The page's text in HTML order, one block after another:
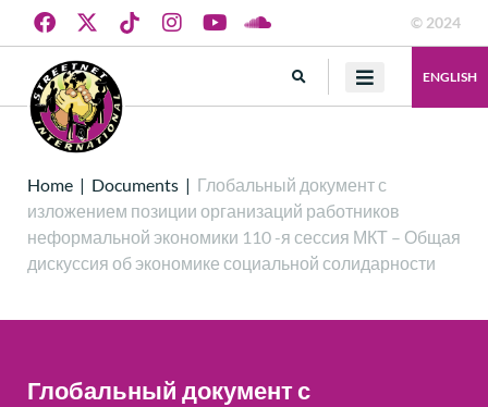
© 2024
ENGLISH
Home | Documents | Глобальный документ с
изложением позиции организаций работников
неформальной экономики 110 -я сессия МКТ – Общая
дискуссия об экономике социальной солидарности
Глобальный документ с